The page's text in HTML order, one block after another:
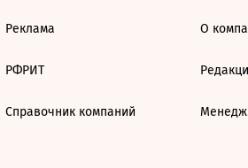
Реклама
РФРИТ
Справочник компаний
О